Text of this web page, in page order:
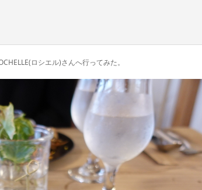
ロシエル)さんへ行ってみた。